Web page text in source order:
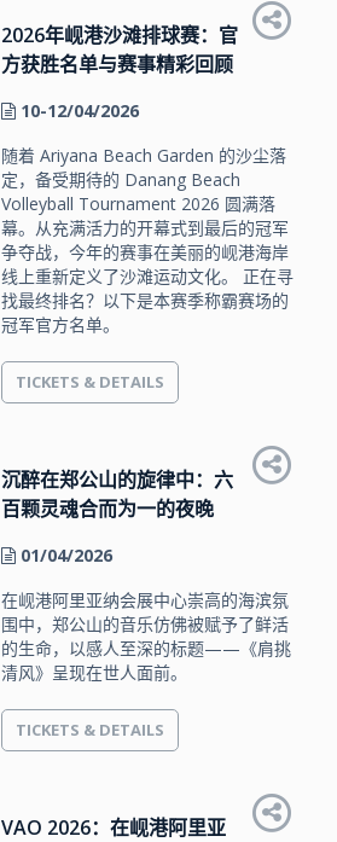
2026年岘港沙滩排球赛：官
方获胜名单与赛事精彩回顾
10-12/04/2026
随着 Ariyana Beach Garden 的沙尘落
定，备受期待的 Danang Beach
Volleyball Tournament 2026 圆满落
幕。从充满活力的开幕式到最后的冠军
争夺战，今年的赛事在美丽的岘港海岸
线上重新定义了沙滩运动文化。 正在寻
找最终排名？以下是本赛季称霸赛场的
冠军官方名单。
TICKETS & DETAILS
沉醉在郑公山的旋律中：六
百颗灵魂合而为一的夜晚
01/04/2026
在岘港阿里亚纳会展中心崇高的海滨氛
围中，郑公山的音乐仿佛被赋予了鲜活
的生命，以感人至深的标题——《肩挑
清风》呈现在世人面前。
TICKETS & DETAILS
VAO 2026：在岘港阿里亚